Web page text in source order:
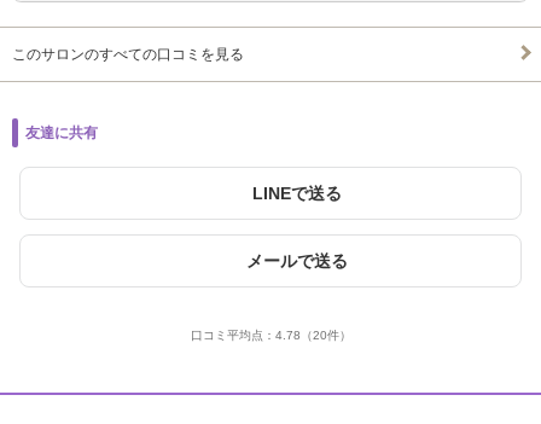
このサロンのすべての口コミを見る
友達に共有
LINEで送る
メールで送る
口コミ平均点： 4.78 （20件）